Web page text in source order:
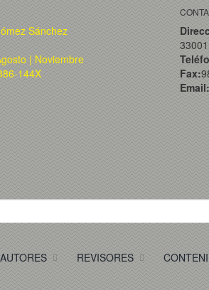
Sánchez
| Noviembre
144X
Fax:
Email:
AUTORES REVISORES